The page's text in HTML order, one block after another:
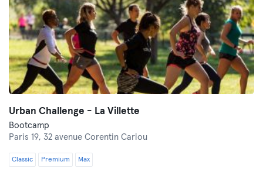
Urban Challenge - La Villette
Bootcamp
Paris 19, 32 avenue Corentin Cariou
Classic Premium Max